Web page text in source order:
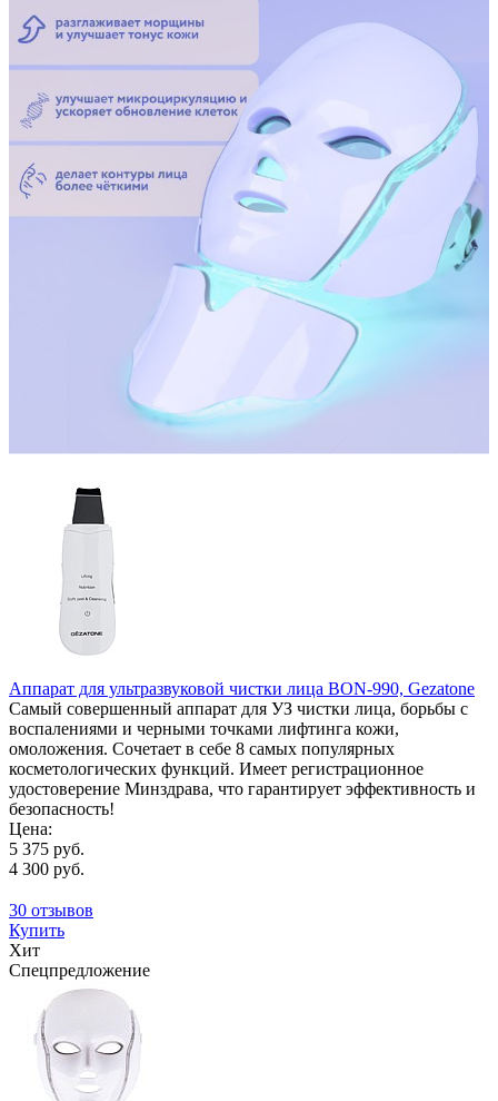
Аппарат для ультразвуковой чистки лица BON-990, Gezatone
Самый совершенный аппарат для УЗ чистки лица, борьбы с
воспалениями и черными точками лифтинга кожи,
омоложения. Сочетает в себе 8 самых популярных
косметологических функций. Имеет регистрационное
удостоверение Минздрава, что гарантирует эффективность и
безопасность!
Цена:
5 375 руб.
4 300 руб.
30 отзывов
Купить
Хит
Спецпредложение